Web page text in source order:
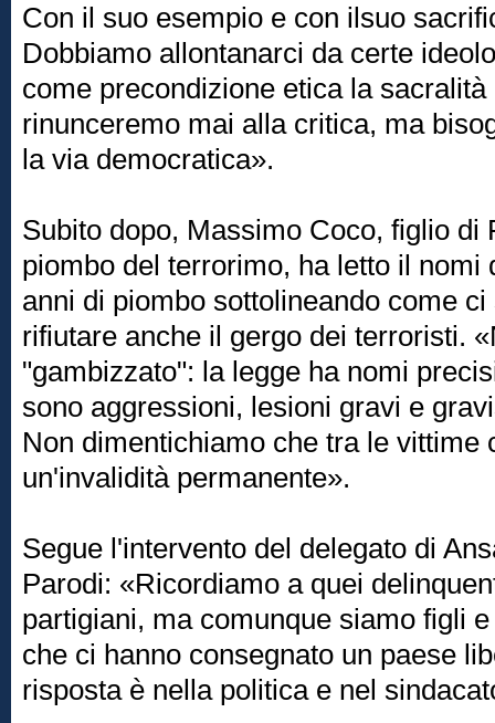
Con il suo esempio e con ilsuo
Dobbiamo allontanarci da certe
come precondizione etica la
rinunceremo mai alla critica, ma
la via democratica».
Subito dopo, Massimo Coco, figlio di
piombo del terrorimo, ha letto il nomi
anni di piombo sottolineando come
rifiutare anche il gergo dei terroristi.
"gambizzato": la legge ha nomi
sono aggressioni, lesioni gravi e
Non dimentichiamo che tra le vittime
un'invalidità permanente».
Segue l'intervento del delegato di
Parodi: «Ricordiamo a quei
partigiani, ma comunque siamo figli
che ci hanno consegnato un paese
risposta è nella politica e nel